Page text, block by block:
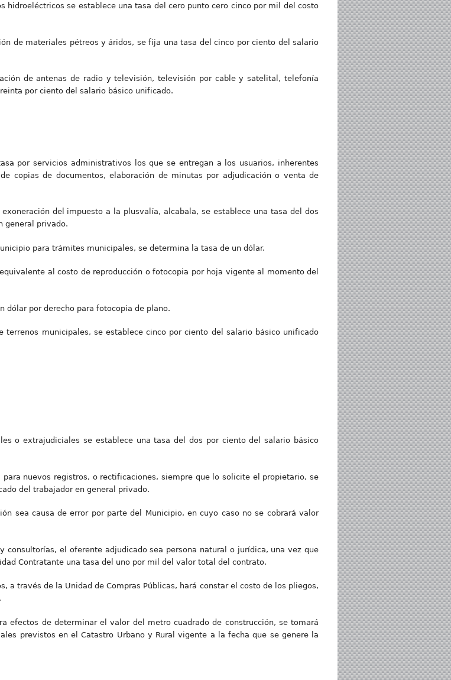
hidroeléctricos se establece una tasa del cero punto cero cinco por mil del costo
de materiales pétreos y áridos, se fija una tasa del cinco por ciento del salario
de antenas de radio y televisión, televisión por cable y satelital, telefonía
por ciento del salario básico unificado.
tasa por servicios administrativos los que se entregan a los usuarios, inherentes
copias de documentos, elaboración de minutas por adjudicación o venta de
del impuesto a la plusvalía, alcabala, se establece una tasa del dos
general privado.
para trámites municipales, se determina la tasa de un dólar.
al costo de reproducción o fotocopia por hoja vigente al momento del
dólar por derecho para fotocopia de plano.
terrenos municipales, se establece cinco por ciento del salario básico unificado
o extrajudiciales se establece una tasa del dos por ciento del salario básico
nuevos registros, o rectificaciones, siempre que lo solicite el propietario, se
del trabajador en general privado.
sea causa de error por parte del Municipio, en cuyo caso no se cobrará valor
consultorías, el oferente adjudicado sea persona natural o jurídica, una vez que
Contratante una tasa del uno por mil del valor total del contrato.
a través de la Unidad de Compras Públicas, hará constar el costo de los pliegos,
efectos de determinar el valor del metro cuadrado de construcción, se tomará
previstos en el Catastro Urbano y Rural vigente a la fecha que se genere la